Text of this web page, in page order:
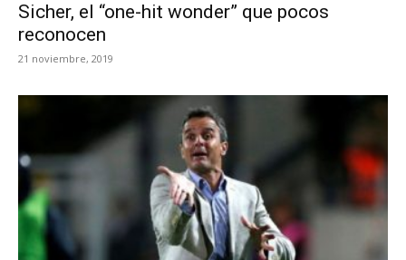
Sicher, el “one-hit wonder” que pocos
reconocen
21 noviembre, 2019